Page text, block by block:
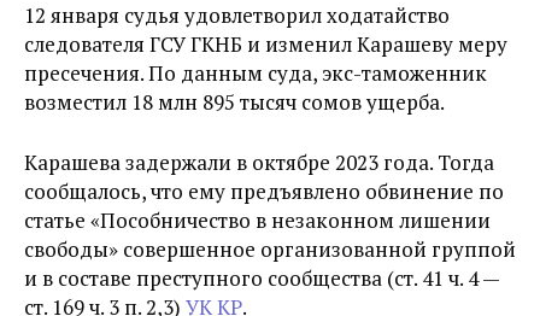
12 января судья удовлетворил ходатайство
следователя ГСУ ГКНБ и изменил Карашеву меру
пресечения. По данным суда, экс-таможенник
возместил 18 млн 895 тысяч сомов ущерба.
Карашева задержали в октябре 2023 года. Тогда
сообщалось, что ему предъявлено обвинение по
статье «Пособничество в незаконном лишении
свободы» совершенное организованной группой
и в составе преступного сообщества (ст. 41 ч. 4 —
ст. 169 ч. 3 п. 2,3) УК КР.